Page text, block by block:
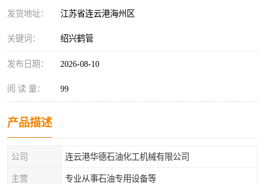
发货地址： 江苏省连云港海州区
关键词： 绍兴鹤管
发布日期： 2026-08-10
阅 读 量： 99
产品描述
公司 连云港华德石油化工机械有限公司
主营 专业从事石油专用设备等